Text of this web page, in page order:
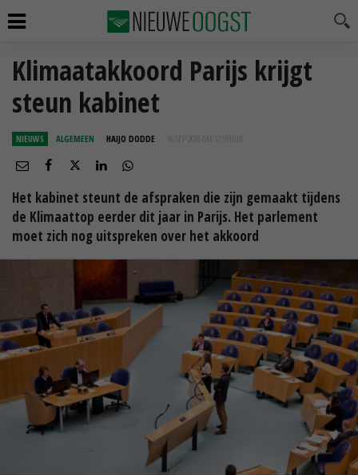
Klimaatakkoord Parijs krijgt
steun kabinet
NIEUWS ALGEMEEN HAIJO DODDE 16 SEP 2016 OM 17:59
Het kabinet steunt de afspraken die zijn gemaakt tijdens
de Klimaattop eerder dit jaar in Parijs. Het parlement
moet zich nog uitspreken over het akkoord